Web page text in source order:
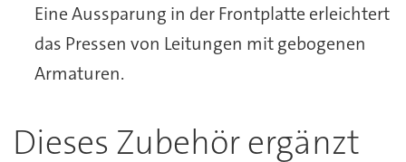
Eine Aussparung in der Frontplatte erleichtert
das Pressen von Leitungen mit gebogenen
Armaturen.
Dieses Zubehör ergänzt